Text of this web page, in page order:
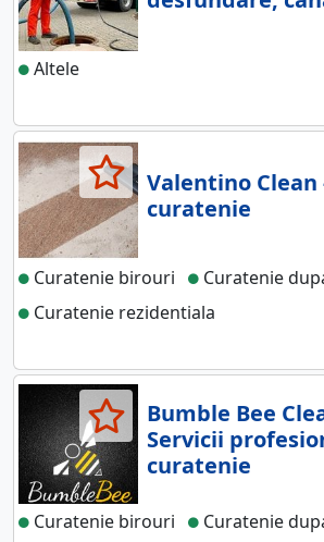
Altele
Valentino Clean
curatenie
Curatenie birouri
Curatenie
Curatenie rezidentiala
Bumble Bee
Servicii
curatenie
Curatenie birouri
Curatenie